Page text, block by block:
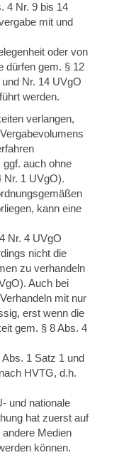
4 Nr. 9 bis 14
mit und
oder von
dürfen gem. § 12
Nr. 14 UVgO
werden.
verlangen,
ggf. auch ohne
Nr. 1 UVgO).
kann eine
Nr. 4 UVgO
nicht die
zu verhandeln
Auch bei
mit nur
erst wenn die
gem. § 8 Abs. 4
1 Satz 1 und
HVTG, d.h.
und nationale
hat zuerst auf
Medien
können.